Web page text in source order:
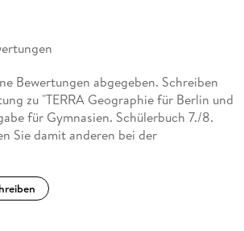
Bewertungen abgegeben. Schreiben
zu "TERRA Geographie für Berlin und
für Gymnasien. Schülerbuch 7./8.
Sie damit anderen bei der